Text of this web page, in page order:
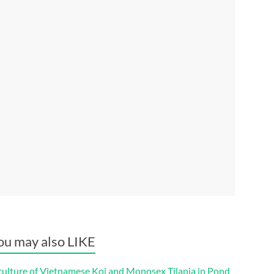
may also LIKE
of Vietnamese Koi and Monosex Tilapia in Pond